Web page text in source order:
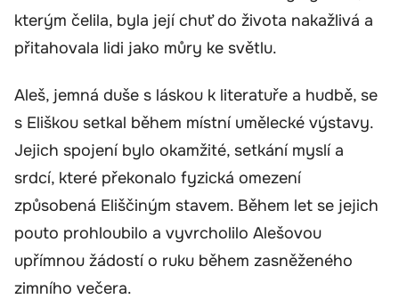
kterým čelila, byla její chuť do života nakažlivá a
přitahovala lidi jako můry ke světlu.
Aleš, jemná duše s láskou k literatuře a hudbě, se
s Eliškou setkal během místní umělecké výstavy.
Jejich spojení bylo okamžité, setkání myslí a
srdcí, které překonalo fyzická omezení
způsobená Eliščiným stavem. Během let se jejich
pouto prohloubilo a vyvrcholilo Alešovou
upřímnou žádostí o ruku během zasněženého
zimního večera.